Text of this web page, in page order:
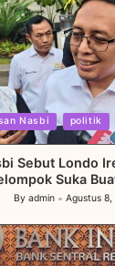
Nasbi politik
Sebut Londo
Suka
Posted
by
By admin Agustus